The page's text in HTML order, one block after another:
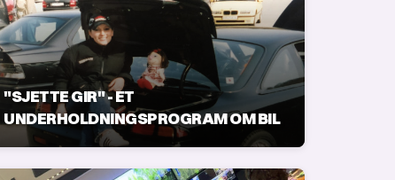
"SJETTE GIR" - ET
UNDERHOLDNINGSPROGRAM OM BIL